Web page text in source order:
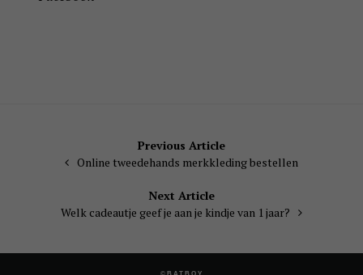
navigatie
Previous Article
Online tweedehands merkkleding bestellen
Next Article
Welk cadeautje geef je aan je kindje van 1 jaar?